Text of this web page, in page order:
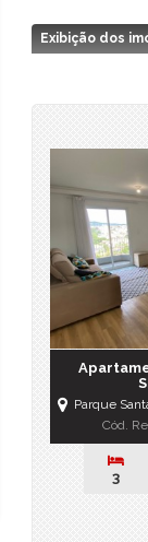
em Condomínio
Exibição dos
Parque
Cód.
3